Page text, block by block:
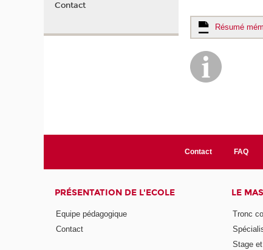
Résumé
Contact
Contact FAQ
PRÉSENTATION DE L'ECOLE
Equipe pédagogique
Contact
LE
Tronc
Stage